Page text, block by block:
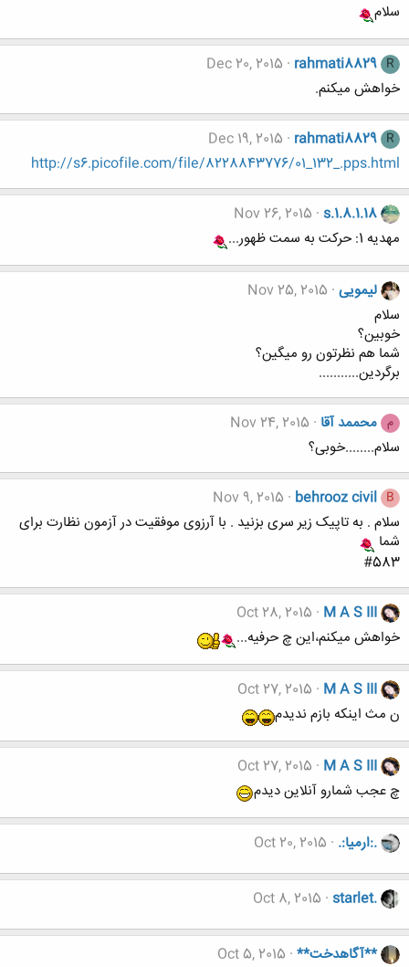
سلام
R
rahmati8829
Dec 20, 2015
خواهش میکنم.
R
rahmati8829
Dec 19, 2015
http://s6.picofile.com/file/8228843776/01_132_.pps.html
s.1.8.1.18
Nov 26, 2015
مهدیه 1: حرکت به سمت ظهور...
لیمویی Nov 25, 2015
سلام
خوبین؟
شما هم نظرتون رو میگین؟
برگردین...........
م محممد آقا Nov 24, 2015
سلام........خوبی؟
B
behrooz civil
Nov 9, 2015
سلام . به تاپیک زیر سری بزنید . با آرزوی موفقیت در آزمون نظارت برای
شما
#583
M A S III
Oct 28, 2015
خواهش میکنم،این چ حرفیه...
M A S III
Oct 27, 2015
ن مث اینکه بازم ندیدم
M A S III
Oct 27, 2015
چ عجب شمارو آنلاین دیدم
.:ارمیا:. Oct 20, 2015
starlet.
Oct 8, 2015
**آگاهدخت** Oct 5, 2015